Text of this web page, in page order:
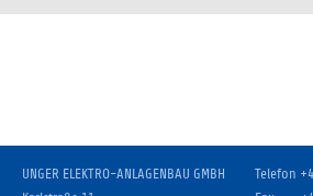
UNGER ELEKTRO-ANLAGENBAU GMBH
Telefon